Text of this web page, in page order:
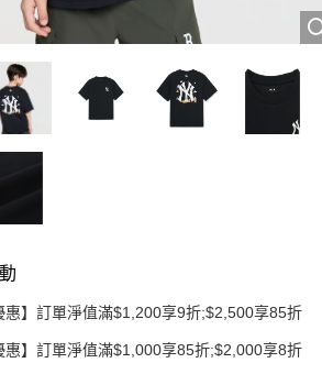
惠】訂單淨值滿$1,200享9折;$2,500享85折
惠】訂單淨值滿$1,000享85折;$2,000享8折